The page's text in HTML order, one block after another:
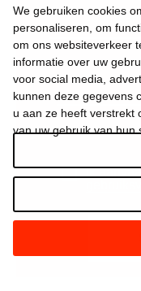
We gebruiken cookies
personaliseren, om
om ons websiteverkeer
informatie over uw
voor social media,
kunnen deze gegevens
u aan ze heeft verstrekt
van uw gebruik van hun
Ik